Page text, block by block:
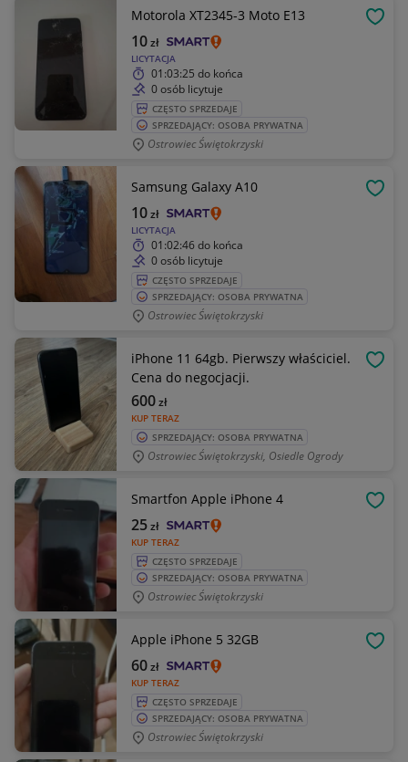
Motorola XT2345-3 Moto E13
LICYTACJA
10zł
01:03:25 do końca
0 osób licytuje
CZĘSTO SPRZEDAJE
SPRZEDAJĄCY: OSOBA PRYWATNA
Ostrowiec Świętokrzyski
Samsung Galaxy A10
LICYTACJA
10zł
01:02:46do końca
0 osób licytuje
CZĘSTO SPRZEDAJE
SPRZEDAJĄCY: OSOBA PRYWATNA
Ostrowiec Świętokrzyski
iPhone 11 64gb. Pierwszy właściciel.
Cena do negocjacji.
KUP TERAZ
600zł
SPRZEDAJĄCY: OSOBA PRYWATNA
Ostrowiec Świętokrzyski, Osiedle Ogrody
Smartfon Apple iPhone 4
KUP TERAZ
25zł
CZĘSTO SPRZEDAJE
SPRZEDAJĄCY: OSOBA PRYWATNA
Ostrowiec Świętokrzyski
Apple iPhone 5 32GB
KUP TERAZ
60zł
CZĘSTO SPRZEDAJE
SPRZEDAJĄCY: OSOBA PRYWATNA
Ostrowiec Świętokrzyski